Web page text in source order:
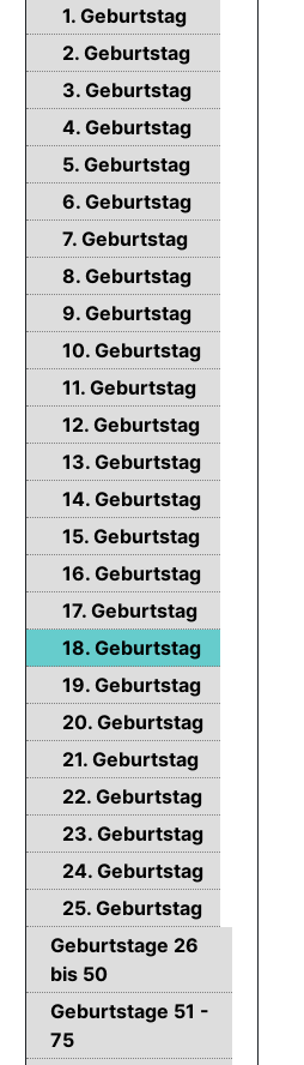
1. Geburtstag
2. Geburtstag
3. Geburtstag
4. Geburtstag
5. Geburtstag
6. Geburtstag
7. Geburtstag
8. Geburtstag
9. Geburtstag
10. Geburtstag
11. Geburtstag
12. Geburtstag
13. Geburtstag
14. Geburtstag
15. Geburtstag
16. Geburtstag
17. Geburtstag
18. Geburtstag
19. Geburtstag
20. Geburtstag
21. Geburtstag
22. Geburtstag
23. Geburtstag
24. Geburtstag
25. Geburtstag
Geburtstage 26
bis 50
Geburtstage 51 -
75